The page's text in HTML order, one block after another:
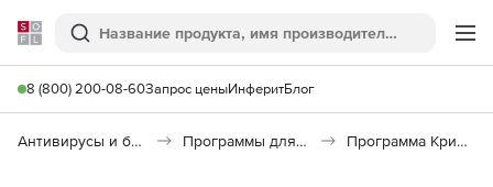
Softline
Поиск
8 (800) 200-08-60Запрос ценыИнферитБлог
Антивирусы и безопасность Программы для защиты информации Программа КриптоПро CSP